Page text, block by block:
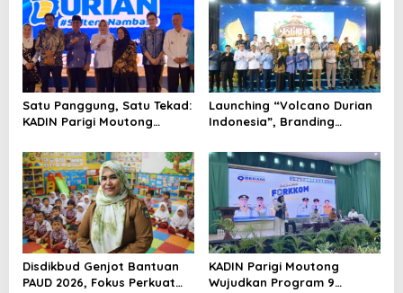
Satu Panggung, Satu Tekad:
KADIN Parigi Moutong
Mendunia
Launching “Volcano Durian
Indonesia”, Branding
Pasar Global
Disdikbud Genjot Bantuan
PAUD 2026, Fokus Perkuat
KADIN Parigi Moutong
Wujudkan Program 9